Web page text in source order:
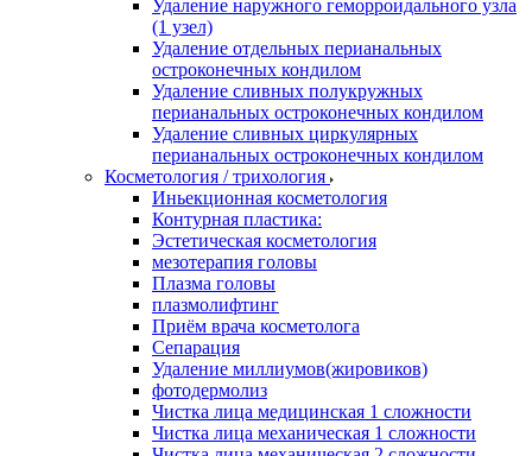
Удаление наружного геморроидального узла
(1 узел)
Удаление отдельных перианальных
остроконечных кондилом
Удаление сливных полукружных
перианальных остроконечных кондилом
Удаление сливных циркулярных
перианальных остроконечных кондилом
Косметология / трихология
Иньекционная косметология
Контурная пластика:
Эстетическая косметология
мезотерапия головы
Плазма головы
плазмолифтинг
Приём врача косметолога
Сепарация
Удаление миллиумов(жировиков)
фотодермолиз
Чистка лица медицинская 1 сложности
Чистка лица механическая 1 сложности